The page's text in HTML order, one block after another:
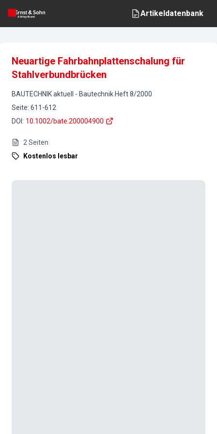
Artikeldatenbank
Neuartige Fahrbahnplattenschalung für
Stahlverbundbrücken
BAUTECHNIK aktuell - Bautechnik Heft8/2000
Seite: 611-612
DOI : 10.1002/bate.200004900
2 Seiten
Kostenlos lesbar